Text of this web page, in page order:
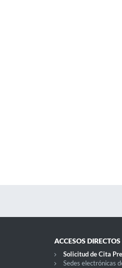
ACCESOS DIRECTOS
Solicitud de Cita
Sedes electrónicas